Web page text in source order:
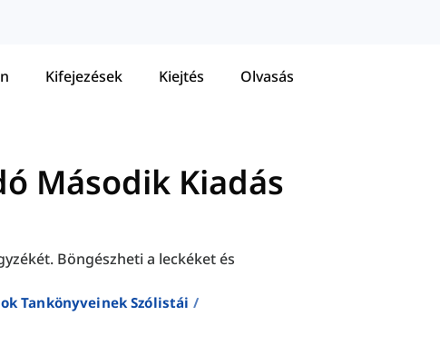
Kifejezések Kiejtés Olvasás
Második Kiadás
Böngészheti a leckéket és
Tankönyveinek Szólistái